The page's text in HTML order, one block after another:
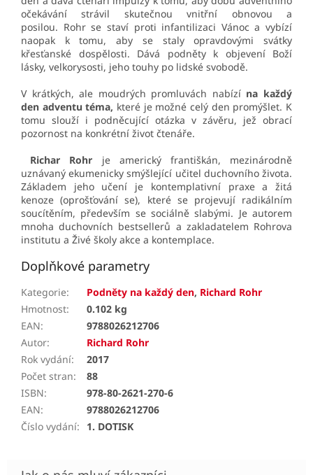
očekávání strávil skutečnou vnitřní obnovou a
posilou. Rohr se staví proti infantilizaci Vánoc a vybízí
naopak k tomu, aby se staly opravdovými svátky
křesťanské dospělosti. Dává podněty k objevení Boží
lásky, velkorysosti, jeho touhy po lidské svobodě.
V krátkých, ale moudrých promluvách nabízí na každý
den adventu téma, které je možné celý den promýšlet. K
tomu slouží i podněcující otázka v závěru, jež obrací
pozornost na konkrétní život čtenáře.
Richar Rohr je americký františkán, mezinárodně
uznávaný ekumenicky smýšlející učitel duchovního života.
Základem jeho učení je kontemplativní praxe a žitá
kenoze (oprošťování se), které se projevují radikálním
soucítěním, především se sociálně slabými. Je autorem
mnoha duchovních bestsellerů a zakladatelem Rohrova
institutu a Živé školy akce a kontemplace.
Doplňkové parametry
Kategorie: Podněty na každý den, Richard Rohr
Hmotnost:
0.102 kg
EAN:
9788026212706
Autor:
Richard Rohr
Rok vydání:
2017
Počet stran:
88
ISBN:
978-80-2621-270-6
EAN:
9788026212706
Číslo vydání: 1. DOTISK